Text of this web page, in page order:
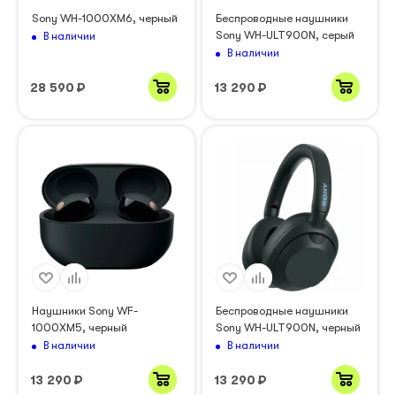
Sony WH-1000XM6, черный
В наличии
28 590 ₽
Беспроводные наушники
Sony WH-ULT900N, серый
В наличии
13 290 ₽
Наушники Sony WF-
1000XM5, черный
В наличии
13 290 ₽
Беспроводные наушники
Sony WH-ULT900N, черный
В наличии
13 290 ₽